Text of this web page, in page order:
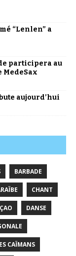
“Lenlen” a
participera au
aujourd’hui
BARBADE
CHANT
DANSE
CAÏMANS